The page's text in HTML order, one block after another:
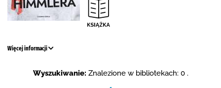
Więcej informacji
Wyszukiwanie: Znalezione w bibliotekach: 0 .